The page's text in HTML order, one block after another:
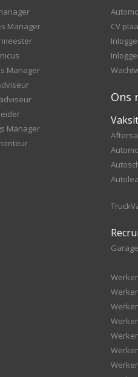
Manager
Manager
Manager
CV
Ons